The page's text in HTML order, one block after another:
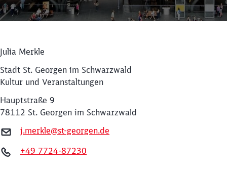
Julia Merkle
Stadt St. Georgen im Schwarzwald
Kultur und Veranstaltungen
Hauptstraße 9
78112 St. Georgen im Schwarzwald
j.merkle@st-georgen.de
+49 7724-87230
Möchten Sie zu
werden?